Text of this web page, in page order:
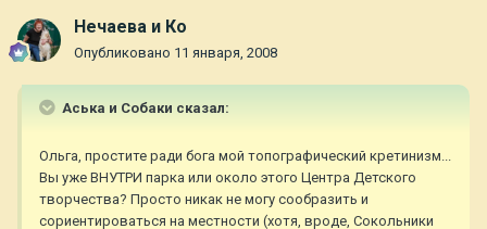
Нечаева и Ко
Опубликовано 11 января, 2008
Аська и Собаки сказал:
Ольга, простите ради бога мой топографический кретинизм...
Вы уже ВНУТРИ парка или около этого Центра Детского
творчества? Просто никак не могу сообразить и
сориентироваться на местности (хотя, вроде, Сокольники